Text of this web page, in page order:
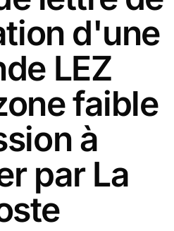
d'une
LEZ
faible
à
par La